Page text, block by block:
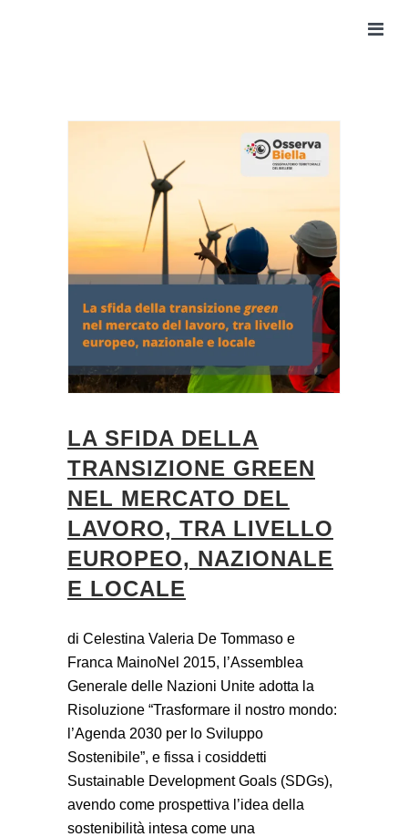
LA SFIDA DELLA
TRANSIZIONE GREEN
NEL MERCATO DEL
LAVORO, TRA LIVELLO
EUROPEO, NAZIONALE
E LOCALE
di Celestina Valeria De Tommaso e
Franca MainoNel 2015, l’Assemblea
Generale delle Nazioni Unite adotta la
Risoluzione “Trasformare il nostro mondo:
l’Agenda 2030 per lo Sviluppo
Sostenibile”, e fissa i cosiddetti
Sustainable Development Goals (SDGs),
avendo come prospettiva l’idea della
sostenibilità intesa come una